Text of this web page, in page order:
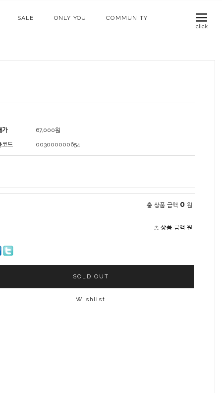
click
SALE ONLY YOU COMMUNITY
가 67,000원
코드 003000000654
총 상품 금액 0 원
총 상품 금액 원
SOLD OUT
Wishlist